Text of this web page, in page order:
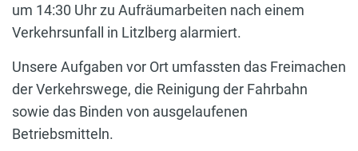
um 14:30 Uhr zu Aufräumarbeiten nach einem
Verkehrsunfall in Litzlberg alarmiert.
Unsere Aufgaben vor Ort umfassten das Freimachen
der Verkehrswege, die Reinigung der Fahrbahn
sowie das Binden von ausgelaufenen
Betriebsmitteln.